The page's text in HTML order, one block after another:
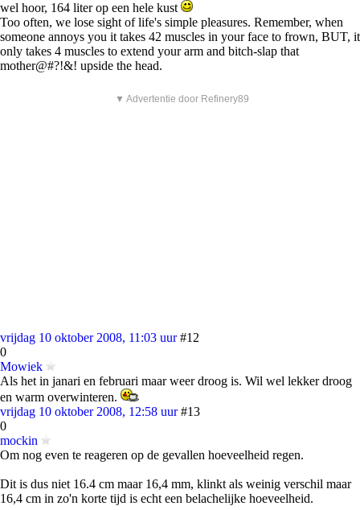
wel hoor, 164 liter op een hele kust
Too often, we lose sight of life's simple pleasures. Remember, when
someone annoys you it takes 42 muscles in your face to frown, BUT, it
only takes 4 muscles to extend your arm and bitch-slap that
mother@#?!&! upside the head.
▼ Advertentie door Refinery89
vrijdag 10 oktober 2008, 11:03 uur #12
0
Mowiek
Als het in janari en februari maar weer droog is. Wil wel lekker droog
en warm overwinteren.
vrijdag 10 oktober 2008, 12:58 uur #13
0
mockin
Om nog even te reageren op de gevallen hoeveelheid regen.
Dit is dus niet 16.4 cm maar 16,4 mm, klinkt als weinig verschil maar
16,4 cm in zo'n korte tijd is echt een belachelijke hoeveelheid.